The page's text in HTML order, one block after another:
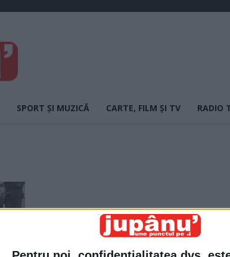
SPORT ȘI MUZICĂ CARTE, FILM ȘI TV RADIO